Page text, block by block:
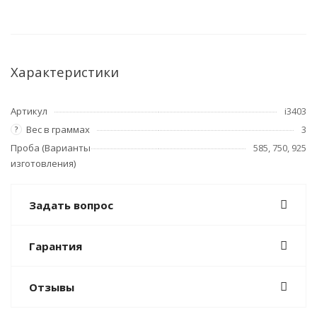
Характеристики
Артикул i3403
? Вес в граммах
3
Проба (Варианты
изготовления)
585, 750, 925
Задать вопрос
Гарантия
Отзывы